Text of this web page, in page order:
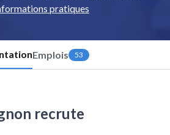
pratiques
Emplois 53
recrute